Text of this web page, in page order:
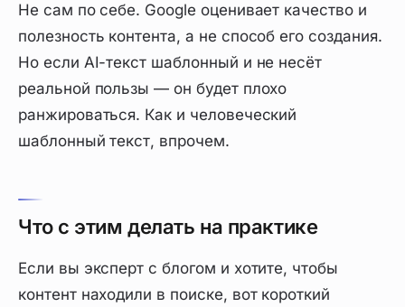
Не сам по себе. Google оценивает качество и
полезность контента, а не способ его создания.
Но если AI-текст шаблонный и не несёт
реальной пользы — он будет плохо
ранжироваться. Как и человеческий
шаблонный текст, впрочем.
Что с этим делать на практике
Если вы эксперт с блогом и хотите, чтобы
контент находили в поиске, вот короткий